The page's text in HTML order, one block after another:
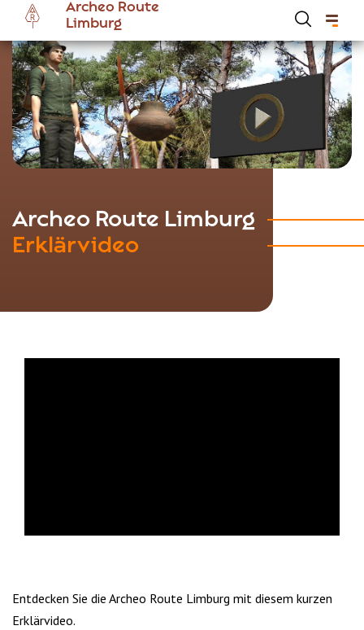
main
content
Archeo Route
Limburg
Archeo Route Limburg
Erklärvideo
Entdecken Sie die Archeo Route Limburg mit diesem kurzen
Erklärvideo.